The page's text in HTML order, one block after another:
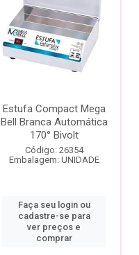
Estufa Compact Mega
Bell Branca Automática
170° Bivolt
Código: 26354
Embalagem: UNIDADE
Faça seu login ou
cadastre-se para
ver preços e
comprar